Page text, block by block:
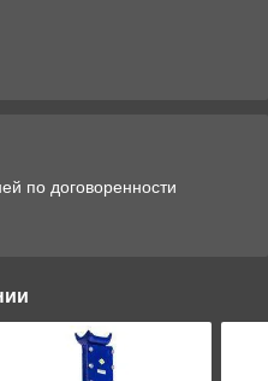
по договоренности